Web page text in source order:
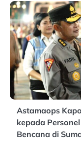
Astamaops
kepada
Bencana di